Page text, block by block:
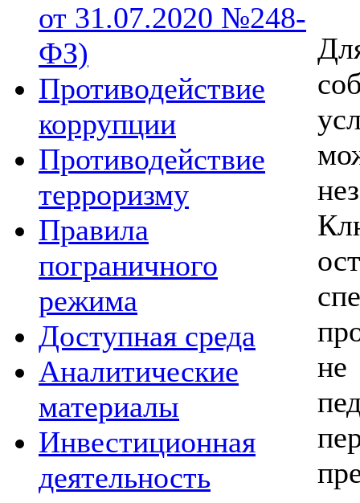
от 31.07.2020 №248-
ФЗ)
Противодействие
коррупции
Противодействие
терроризму
Правила
пограничного
режима
Доступная среда
Аналитические
материалы
Инвестиционная
деятельность
не